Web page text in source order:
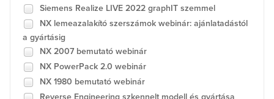
Siemens Realize LIVE 2022 graphIT szemmel
NX lemeazalakító szerszámok webinár: ajánlatadástól
a gyártásig
NX 2007 bemutató webinár
NX PowerPack 2.0 webinár
NX 1980 bemutató webinár
Reverse Engineering szkennelt modell és gyártása